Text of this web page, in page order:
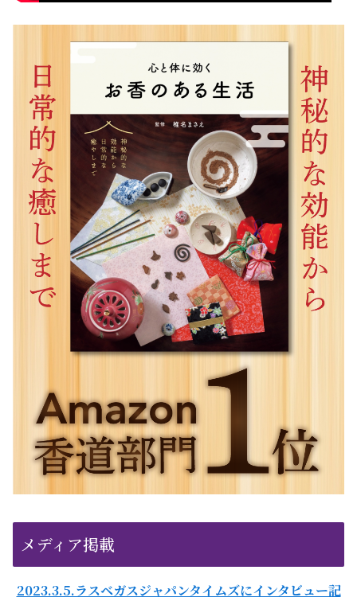
メディア掲載
2023.3.5.ラスベガスジャパンタイムズにインタビュー記